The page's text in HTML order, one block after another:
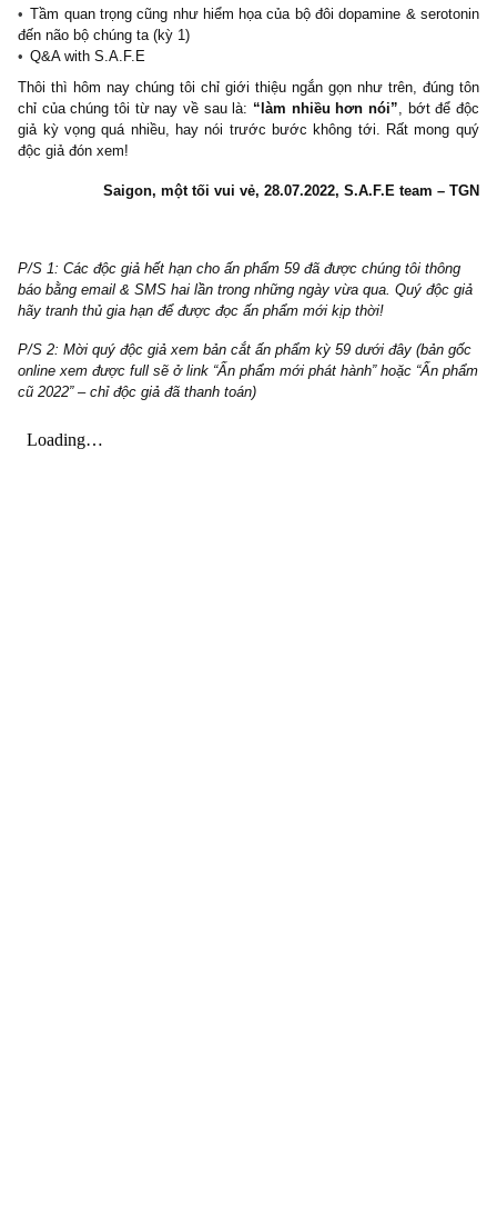
đã nhắc đến nhiều trước đó, nay mới có dịp để đào sâu thêm (*)
Vì vậy, ấn phẩm 59 kỳ nầy là một ấn phẩm đặc biệt với nội dung
Tâm lý học về Tiền, Morgan Housel, tác phẩm đương đại
với những mẩu chuyện đáng nhớ về sai lầm bản chất của loài
(kỳ 1)
cân đối kế toán
Q&A with S.A.F.E
Thôi thì hôm nay chúng tôi chỉ giới thiệu ngắn gọn như trên,
chỉ của chúng tôi từ nay về sau là:“làm nhiều hơn nói”
giả kỳ vọng quá nhiều, hay nói trước bước không tới. Rất
độc giả đón xem!